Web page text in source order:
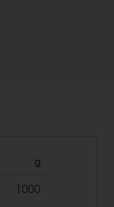
g
1000